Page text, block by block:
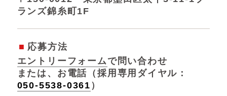
ランズ錦糸町1F
応募方法
エントリーフォーム で問い合わせ
または、お電話（採用専用ダイヤル：
050-5538-0361 ）